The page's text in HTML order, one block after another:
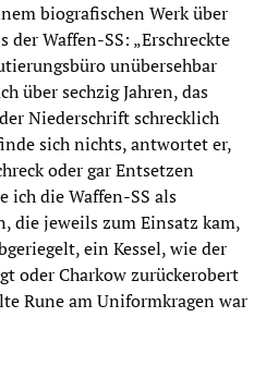
biografischen Werk über
Waffen-SS: „Erschreckte
unübersehbar
über sechzig Jahren, das
Niederschrift schrecklich
sich nichts, antwortet er,
oder gar Entsetzen
ich die Waffen-SS als
die jeweils zum Einsatz kam,
ein Kessel, wie der
oder Charkow zurückerobert
Rune am Uniformkragen war